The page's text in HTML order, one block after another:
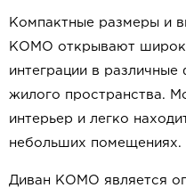
Компактные размеры и
КОМО открывают
интеграции в
жилого пространства.
интерьер и легко
небольших помещениях.
Диван КОМО является